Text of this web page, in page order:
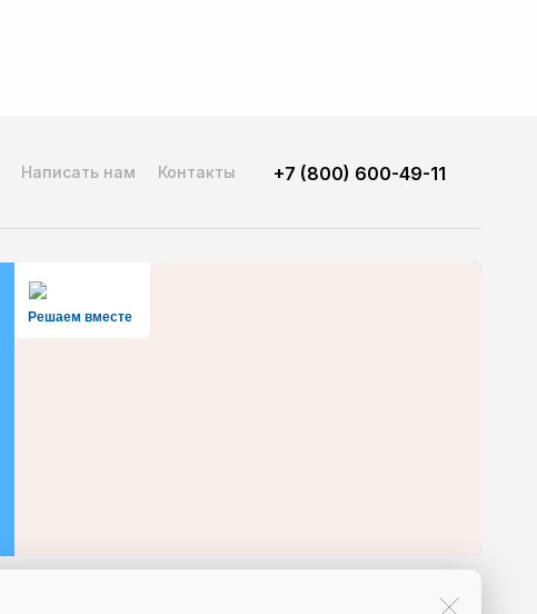
Написать нам Контакты +7 (800) 600-49-11
Решаем вместе